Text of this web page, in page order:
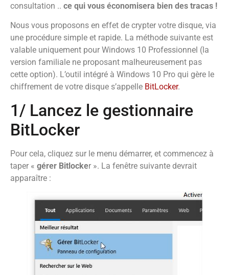
consultation .. ce qui vous économisera bien des tracas !
Nous vous proposons en effet de crypter votre disque, via
une procédure simple et rapide. La méthode suivante est
valable uniquement pour Windows 10 Professionnel (la
version familiale ne proposant malheureusement pas
cette option). L’outil intégré à Windows 10 Pro qui gère le
chiffrement de votre disque s’appelle BitLocker.
1/ Lancez le gestionnaire
BitLocker
Pour cela, cliquez sur le menu démarrer, et commencez à
taper « gérer Bitlocker ». La fenêtre suivante devrait
apparaître :